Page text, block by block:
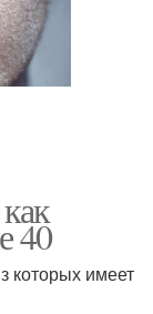
40
которых имеет